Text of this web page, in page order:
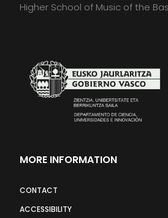
Higher School of Music of the
MORE INFORMATION
CONTACT
ACCESSIBILITY